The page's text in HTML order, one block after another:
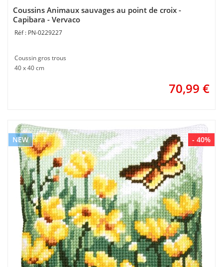
Coussins Animaux sauvages au point de croix -
Capibara - Vervaco
PN-0229227
Coussin gros trous
40 x 40 cm
70,99 €
- 40%
NEW